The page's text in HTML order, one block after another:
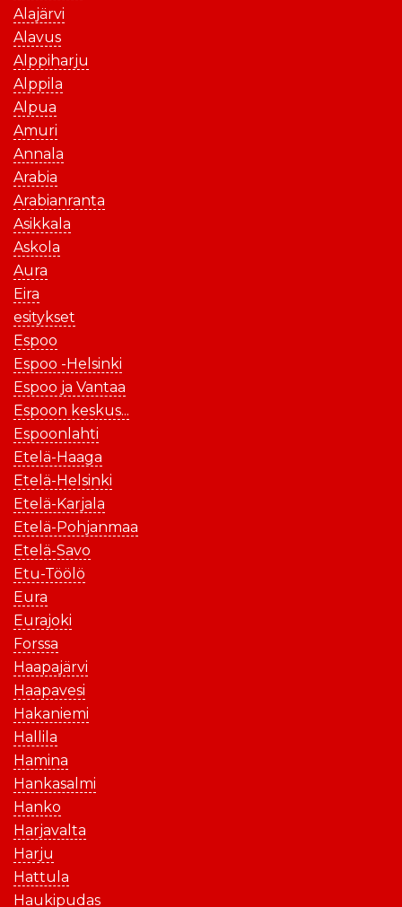
Alajärvi
Alavus
Alppiharju
Alppila
Alpua
Amuri
Annala
Arabia
Arabianranta
Asikkala
Askola
Aura
Eira
esitykset
Espoo
Espoo -Helsinki
Espoo ja Vantaa
Espoon keskus...
Espoonlahti
Etelä-Haaga
Etelä-Helsinki
Etelä-Karjala
Etelä-Pohjanmaa
Etelä-Savo
Etu-Töölö
Eura
Eurajoki
Forssa
Haapajärvi
Haapavesi
Hakaniemi
Hallila
Hamina
Hankasalmi
Hanko
Harjavalta
Harju
Hattula
Haukipudas